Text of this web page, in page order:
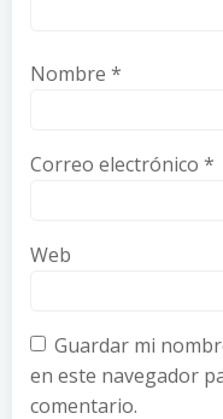
Nombre *
Correo electrónico *
Web
Guardar mi
en este navegador
comentario.